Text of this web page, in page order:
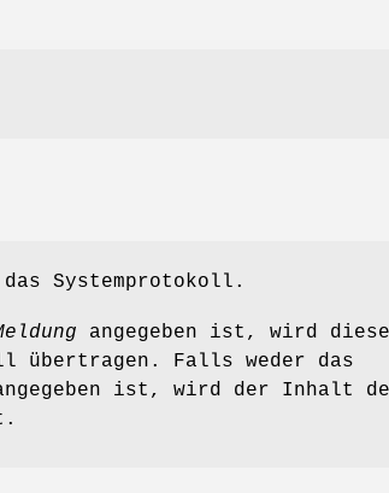
Systemprotokoll.
angegeben ist, wird diese
übertragen. Falls weder das
ist, wird der Inhalt